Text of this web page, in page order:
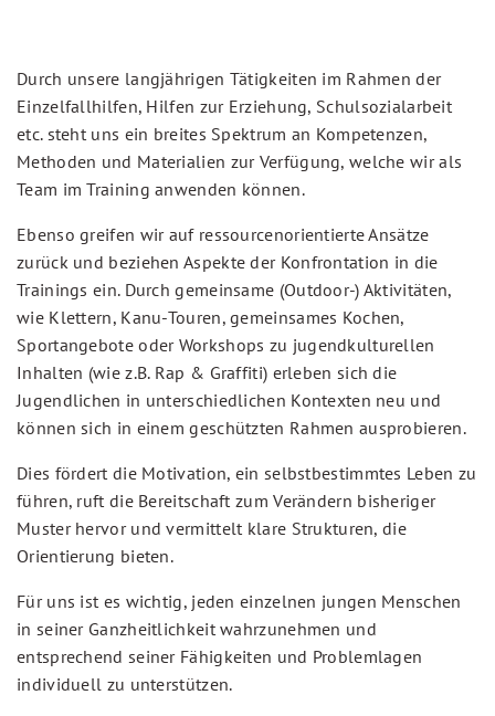
Durch unsere langjährigen Tätigkeiten im Rahmen der
Einzelfallhilfen, Hilfen zur Erziehung, Schulsozialarbeit
etc. steht uns ein breites Spektrum an Kompetenzen,
Methoden und Materialien zur Verfügung, welche wir als
Team im Training anwenden können.
Ebenso greifen wir auf ressourcenorientierte Ansätze
zurück und beziehen Aspekte der Konfrontation in die
Trainings ein. Durch gemeinsame (Outdoor-) Aktivitäten,
wie Klettern, Kanu-Touren, gemeinsames Kochen,
Sportangebote oder Workshops zu jugendkulturellen
Inhalten (wie z.B. Rap & Graffiti) erleben sich die
Jugendlichen in unterschiedlichen Kontexten neu und
können sich in einem geschützten Rahmen ausprobieren.
Dies fördert die Motivation, ein selbstbestimmtes Leben zu
führen, ruft die Bereitschaft zum Verändern bisheriger
Muster hervor und vermittelt klare Strukturen, die
Orientierung bieten.
Für uns ist es wichtig, jeden einzelnen jungen Menschen
in seiner Ganzheitlichkeit wahrzunehmen und
entsprechend seiner Fähigkeiten und Problemlagen
individuell zu unterstützen.